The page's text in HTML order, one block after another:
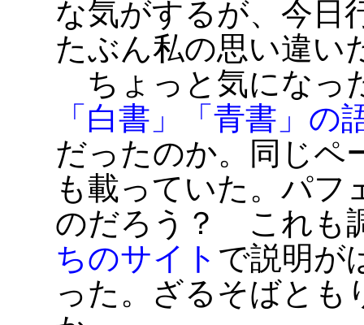
な気がするが、今日
たぶん私の思い違い
ちょっと気になっ
「白書」「青書」の
だったのか。同じペ
も載っていた。パフ
のだろう？ これも
ちのサイト で説明が
った。ざるそばとも